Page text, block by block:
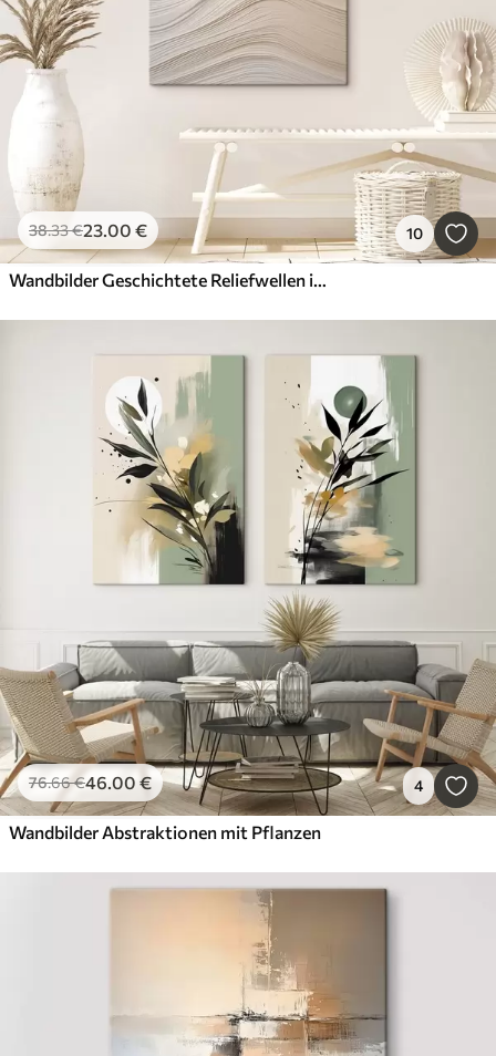
38.33€23.00 € 10
Wandbilder Geschichtete Reliefwellen in Sandfarben, weiche Textur
76.66€46.00 € 4
Wandbilder Abstraktionen mit Pflanzen